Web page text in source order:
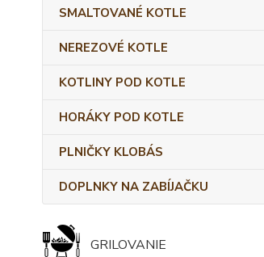
SMALTOVANÉ KOTLE
NEREZOVÉ KOTLE
KOTLINY POD KOTLE
HORÁKY POD KOTLE
PLNIČKY KLOBÁS
DOPLNKY NA ZABÍJAČKU
GRILOVANIE